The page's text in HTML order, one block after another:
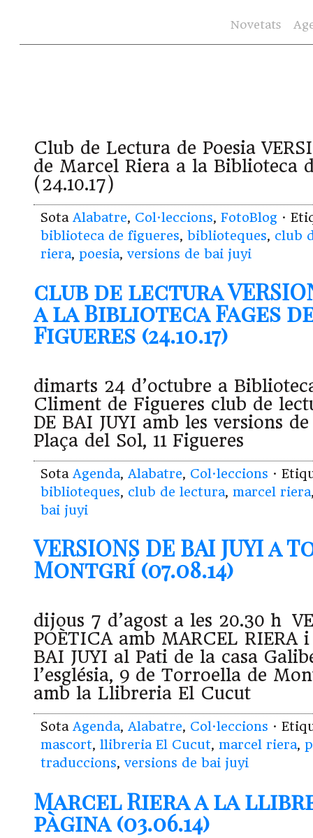
Novetats
Club de Lectura de Poesia
de Marcel Riera a la Biblioteca
(24.10.17)
Sota Alabatre, Col·leccions, FotoBlog ·
biblioteca de figueres, biblioteques, club
riera, poesia, versions de bai juyi
club de lectura
a la Biblioteca Fages
Figueres (24.10.17)
dimarts 24 d’octubre a
Climent de Figueres club de
DE BAI JUYI amb les versions
Plaça del Sol, 11 Figueres
Sota Agenda, Alabatre, Col·leccions ·
biblioteques, club de lectura, marcel riera
bai juyi
VERSIONS DE BAI JUYI
Montgrí (07.08.14)
dijous 7 d’agost a les 20.30 h
POÈTICA amb MARCEL RIERA
BAI JUYI al Pati de la casa
l’església, 9 de Torroella de
amb la Llibreria El Cucut
Sota Agenda, Alabatre, Col·leccions ·
mascort, llibreria El Cucut, marcel riera,
traduccions, versions de bai juyi
Marcel Riera a la
pàgina (03.06.14)